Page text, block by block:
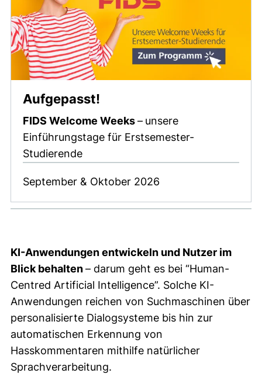
Aufgepasst!
FIDS Welcome Weeks– unsere
Einführungstage für Erstsemester-
Studierende
September & Oktober 2026
KI-Anwendungen entwickeln und Nutzer im
Blick behalten– darum geht es bei “Human-
Centred Artificial Intelligence”. Solche KI-
Anwendungen reichen von Suchmaschinen über
personalisierte Dialogsysteme bis hin zur
automatischen Erkennung von
Hasskommentaren mithilfe natürlicher
Sprachverarbeitung.